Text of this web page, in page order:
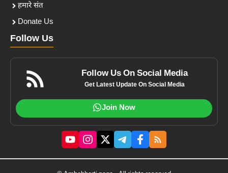
हमारे संत
Donate Us
Follow Us
Follow Us On Social Media
Get Latest Update On Social Media
Join Now